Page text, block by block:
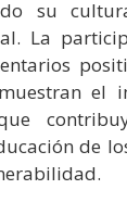
su
La
el
de